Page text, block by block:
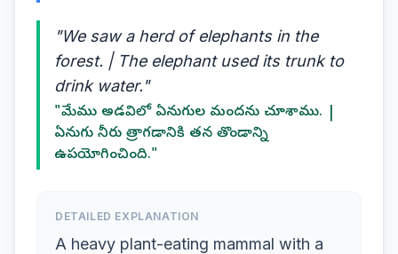
"We saw a herd of elephants in the
forest. | The elephant used its trunk to
drink water."
"మేము అడవిలో ఏనుగుల మందను చూశాము. |
ఏనుగు నీరు త్రాగడానికి తన తొండాన్ని
ఉపయోగించింది."
DETAILED EXPLANATION
A heavy plant-eating mammal with a